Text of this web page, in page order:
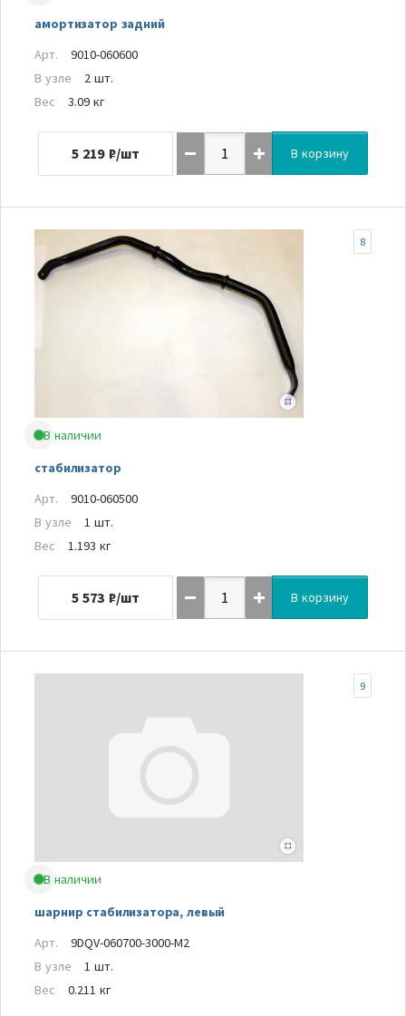
амортизатор задний
Арт.
9010-060600
В узле
2 шт.
Вес
3.09 кг
5 219 ₽/шт В корзину
В наличии
стабилизатор
8
Арт.
9010-060500
В узле
1 шт.
Вес
1.193 кг
5 573 ₽/шт В корзину
В наличии
шарнир стабилизатора, левый
9
Арт.
9DQV-060700-3000-M2
В узле
1 шт.
Вес
0.211 кг